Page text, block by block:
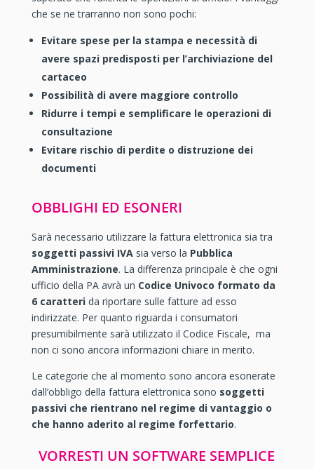
che se ne trarranno non sono pochi:
Evitare spese per la stampa e necessità di
avere spazi predisposti per l’archiviazione del
cartaceo
Possibilità di avere maggiore controllo
Ridurre i tempi e semplificare le operazioni di
consultazione
Evitare rischio di perdite o distruzione dei
documenti
OBBLIGHI ED ESONERI
Sarà necessario utilizzare la fattura elettronica sia tra
soggetti passivi IVAsia verso la Pubblica
Amministrazione. La differenza principale è che ogni
ufficio della PA avrà un Codice Univoco formato da
6 caratterida riportare sulle fatture ad esso
indirizzate. Per quanto riguarda i consumatori
presumibilmente sarà utilizzato il Codice Fiscale, ma
non ci sono ancora informazioni chiare in merito.
Le categorie che al momento sono ancora esonerate
dall’obbligo della fattura elettronica sono soggetti
passivi che rientrano nel regime di vantaggio o
che hanno aderito al regime forfettario.
VORRESTI UN SOFTWARE SEMPLICE